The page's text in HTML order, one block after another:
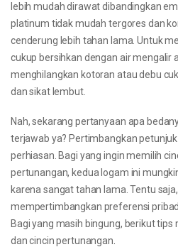
lebih mudah dirawat dibandingkan
platinum tidak mudah tergores dan
cenderung lebih tahan lama. Untuk
cukup bersihkan dengan air mengalir
menghilangkan kotoran atau debu
dan sikat lembut.
Nah, sekarang pertanyaan apa
terjawab ya? Pertimbangkan
perhiasan. Bagi yang ingin memilih
pertunangan, kedua logam ini
karena sangat tahan lama. Tentu
mempertimbangkan preferensi
Bagi yang masih bingung, berikut
dan cincin pertunangan